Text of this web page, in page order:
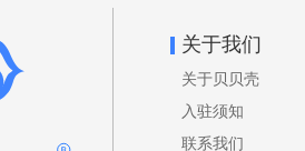
《家庭法》、《公民健康保护法》
尔吉斯斯坦法律明确承认并规范了
助孕行为，包括商业助孕，允许委
关于我们
关于贝贝壳
入驻须知
联系我们